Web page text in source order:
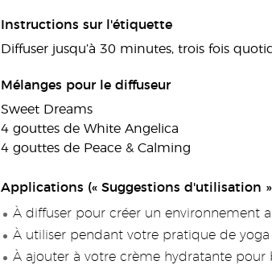
Instructions sur l'étiquette
Diffuser jusqu’à 30 minutes, trois fois
Mélanges pour le diffuseur
Sweet Dreams
4 gouttes de White Angelica
4 gouttes de Peace & Calming
Applications (« Suggestions d'utilisation
À diffuser pour créer un environnement
À utiliser pendant votre pratique de
À ajouter à votre crème hydratante pour